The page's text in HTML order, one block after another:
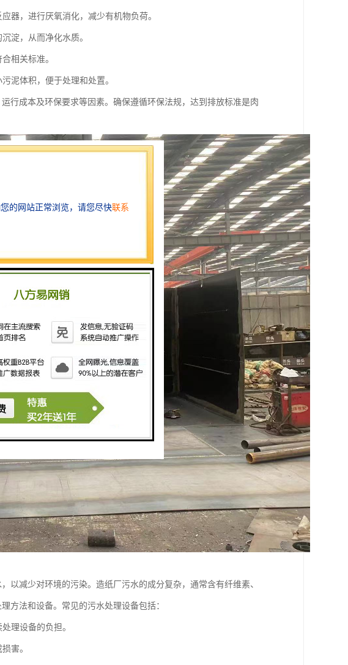
器，进行厌氧消化，减少有机物负荷。
淀，从而净化水质。
相关标准。
泥体积，便于处理和处置。
行成本及环保要求等因素。确保遵循环保法规，达到排放标准是肉
以减少对环境的污染。造纸厂污水的成分复杂，通常含有纤维素、
方法和设备。常见的污水处理设备包括：
理设备的负担。
害。